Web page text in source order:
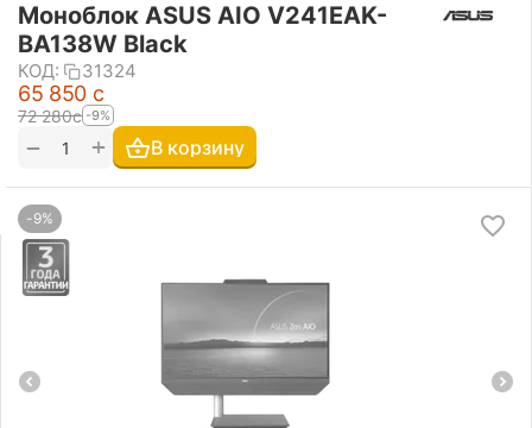
Моноблок ASUS AIO V241EAK-
BA138W Black
КОД: 31324
65 850 с
72 280с -9%
+
− В корзину
-9%